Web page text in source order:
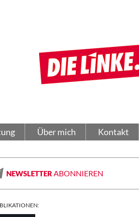
Über mich Kontakt
NEWSLETTER ABONNIEREN